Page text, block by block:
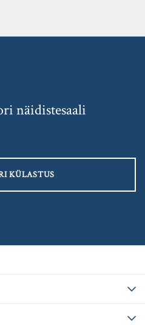
näidistesaali
KÜLASTUS